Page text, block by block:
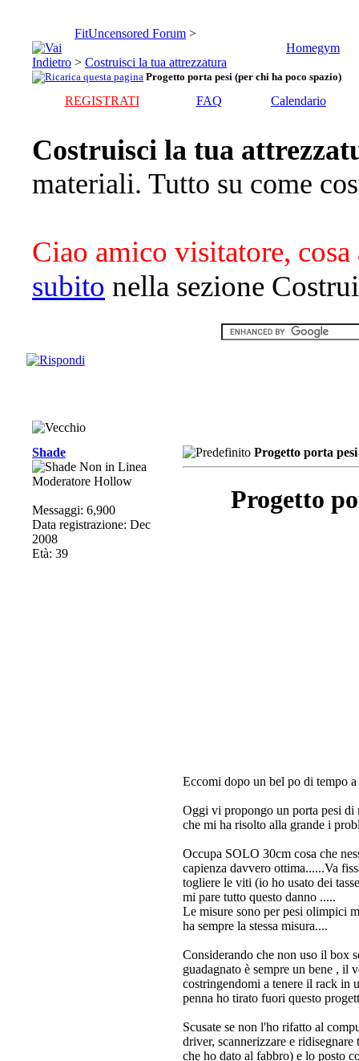
FitUncensored Forum >
Homegym
> Costruisci la tua attrezzatura
Progetto porta pesi (per chi ha poco spazio)
REGISTRATI FAQ Calendario
Costruisci la tua
materiali. Tutto su come
Ciao amico visitatore, cosa
subito nella sezione
Shade
Moderatore Hollow
Messaggi: 6,900
Data registrazione: Dec
2008
Età: 39
Progetto porta
Progetto
Eccomi dopo un bel po di tempo
Oggi vi propongo un porta pesi
che mi ha risolto alla grande i
Occupa SOLO 30cm cosa che
capienza davvero ottima......Va
togliere le viti (io ho usato dei
mi pare tutto questo danno .....
Le misure sono per pesi olimpici
ha sempre la stessa misura....
Considerando che non uso il box
guadagnato è sempre un bene , il
costringendomi a tenere il rack in
penna ho tirato fuori questo
Scusate se non l'ho rifatto al
driver, scannerizzare e
che ho dato al fabbro) e lo posto